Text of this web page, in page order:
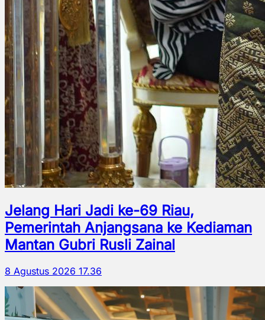
Jelang Hari Jadi ke-69 Riau,
Pemerintah Anjangsana ke Kediaman
Mantan Gubri Rusli Zainal
8 Agustus 2026 17.36